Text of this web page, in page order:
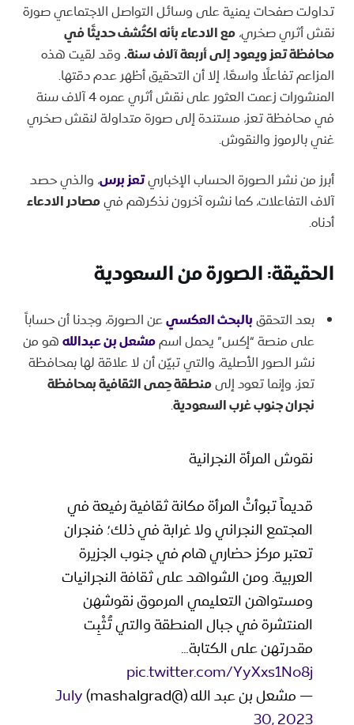
تداولت صفحات يمنية على وسائل التواصل الاجتماعي صورة
نقش أثري صخري،مع الادعاء بأنه اكتُشف حديثًا في
محافظة تعز ويعود إلى أربعة آلاف سنة.وقد لقيت هذه
المزاعم تفاعلًا واسعًا، إلا أن التحقيق أظهر عدم دقتها.
المنشورات زعمت العثور على نقش أثري عمره 4 آلاف سنة
في محافظة تعز، مستندة إلى صورة متداولة لنقش صخري
غني بالرموز والنقوش.
أبرز من نشر الصورة الحساب الإخباريتعز برس، والذي حصد
آلاف التفاعلات، كما نشره آخرون نذكرهم فيمصادر الادعاء
أدناه.
الحقيقة:الصورة من السعودية
بعد التحققبالبحث العكسيعن الصورة، وجدنا أن حساباً
على منصة “إكس” يحمل اسممشعل بن عبداللههو من
نشر الصور الأصلية، والتي تبيّن أن لا علاقة لها بمحافظة
تعز، وإنما تعود إلىمنطقة حِمى الثقافية بمحافظة
نجران جنوب غرب السعودية.
نقوش المرأة النجرانية
قديماً تبوأتْ المرأة مكانة ثقافية رفيعة في
المجتمع النجراني ولا غرابة في ذلك؛ فنجران
تعتبر مركز حضاري هام في جنوب الجزيرة
العربية. ومن الشواهد على ثقافة النجرانيات
ومستواهن التعليمي المرموق نقوشهن
المنتشرة في جبال المنطقة والتي تُثْبِت
مقدرتهن على الكتابة…
pic.twitter.com/YyXxs1No8j
— مشعل بن عبد الله (@mashalgrad)
July
30, 2023